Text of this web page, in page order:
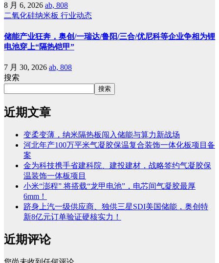
8 月 6, 2026 ab, 808
二氧化硅纳米板 行业动态
储能产业狂奔，奥创/一瑞达/鲁阳/三合/优尼科等企业争相为锂
电池穿上“隔热铠甲”
7 月 30, 2026 ab, 808
搜索
搜索
近期文章
变柔变薄，纳米隔热板闯入储能与算力新战场
河北年产100万平米气凝胶保温复合装饰一体化板项目备
案
金为科技携手省建科院、建投建材，战略签约气凝胶保
温装饰一体板项目
小米“澎程” 将搭载“龙甲电池”，电芯间气凝胶最厚
6mm！
跻身上汽一级供应商、独供三星SDI美国储能，奥创特
新8亿元订单验证硬核实力！
近期评论